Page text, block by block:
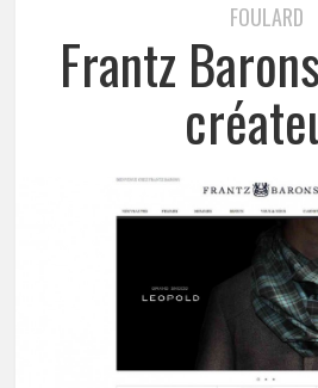
FOULARD
Frantz